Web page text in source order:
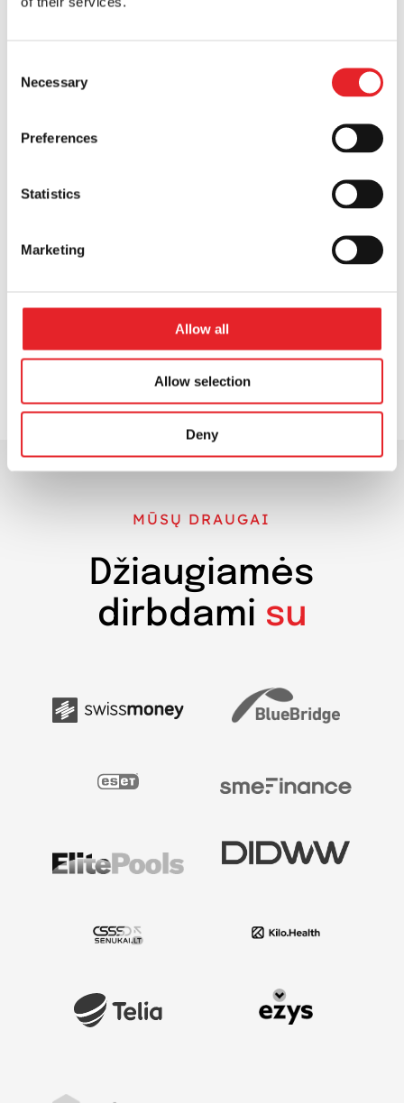
Selection
Necessary
Preferences
Statistics
Marketing
Allow all
Allow selection
Deny
metų patirtis su rinkodara
MŪSŲ DRAUGAI
Džiaugiamės
dirbdami su